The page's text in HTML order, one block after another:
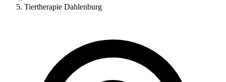
Tiertherapie Dahlenburg